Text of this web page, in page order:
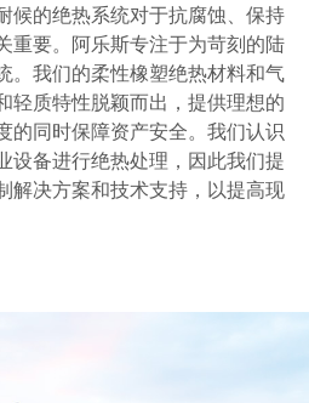
候的绝热系统对于抗腐蚀、保持
重要。阿乐斯专注于为苛刻的陆
。我们的柔性橡塑绝热材料和气
轻质特性脱颖而出，提供理想的
的同时保障资产安全。我们认识
设备进行绝热处理，因此我们提
解决方案和技术支持，以提高现